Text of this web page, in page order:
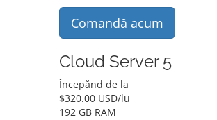
Comandă acum
Cloud Server 5
Începănd de la
$320.00 USD/lu
192 GB RAM